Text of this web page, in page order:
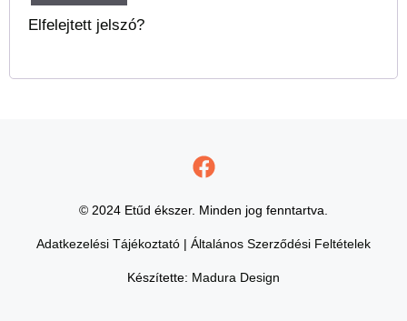
Elfelejtett jelszó?
© 2024 Etűd ékszer. Minden jog fenntartva.
Adatkezelési Tájékoztató | Általános Szerződési Feltételek
Készítette: Madura Design